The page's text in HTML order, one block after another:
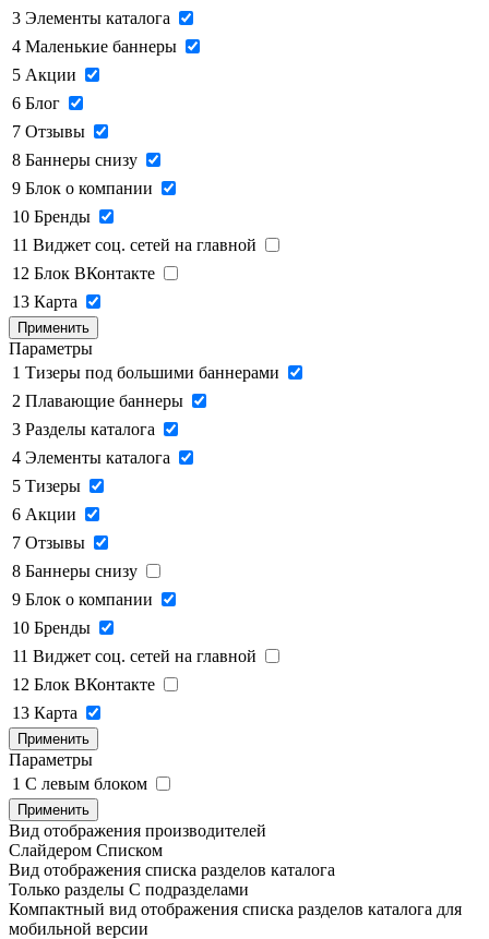
3 Элементы каталога
4 Маленькие баннеры
5 Акции
6 Блог
7 Отзывы
8 Баннеры снизу
9 Блок о компании
10 Бренды
11 Виджет соц. сетей на главной
12 Блок ВКонтакте
13 Карта
Применить
Параметры
1 Тизеры под большими баннерами
2 Плавающие баннеры
3 Разделы каталога
4 Элементы каталога
5 Тизеры
6 Акции
7 Отзывы
8 Баннеры снизу
9 Блок о компании
10 Бренды
11 Виджет соц. сетей на главной
12 Блок ВКонтакте
13 Карта
Применить
Параметры
1 C левым блоком
Применить
Вид отображения производителей
Слайдером Списком
Вид отображения списка разделов каталога
Только разделы С подразделами
Компактный вид отображения списка разделов каталога для
мобильной версии